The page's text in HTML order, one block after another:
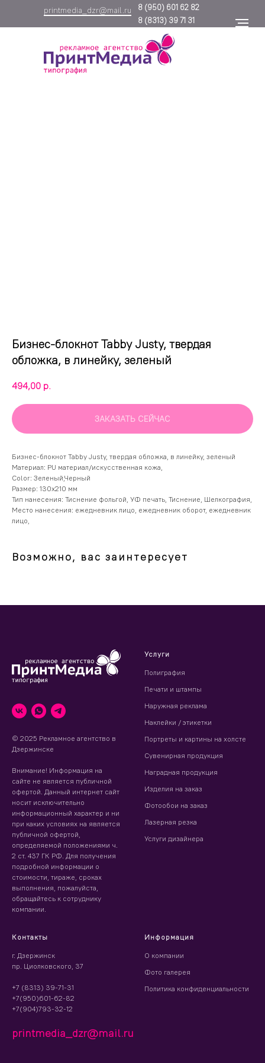
8 (950) 601 62 82
printmedia_dzr@mail.ru
8 (8313) 39 71 31
Бизнес-блокнот Tabby Justy, твердая
обложка, в линейку, зеленый
494,00 р.
ЗАКАЗАТЬ СЕЙЧАС
Бизнес-блокнот Tabby Justy, твердая обложка, в линейку, зеленый
Материал: PU материал/искусственная кожа,
Color: Зеленый,Черный
Размер: 130х210 мм
Тип нанесения: Тиснение фольгой, УФ печать, Тиснение, Шелкография,
Место нанесения: ежедневник лицо, ежедневник оборот, ежедневник
лицо,
Возможно, вас заинтересует
© 2025 Рекламное агентство в
Дзержинске
Внимание! Информация на
сайте не является публичной
офертой. Данный интернет сайт
носит исключительно
информационный характер и ни
при каких условиях на является
публичной офертой,
определяемой положениями ч.
2 ст. 437 ГК РФ. Для получения
подробной информации о
стоимости, тираже, сроках
выполнения, пожалуйста,
обращайтесь к сотруднику
компании.
Услуги
Полиграфия
Печати и штампы
Наружная реклама
Наклейки / этикетки
Портреты и картины на холсте
Сувенирная продукция
Наградная продукция
Изделия на заказ
Фотообои на заказ
Лазерная резка
Услуги дизайнера
Контакты
г. Дзержинск
пр. Циолковского, 37
+7 (8313) 39-71-31
+7(950)601-62-82
+7(904)793-32-12
printmedia_dzr@mail.ru
Информация
О компании
Фото галерея
Политика конфиденциальности